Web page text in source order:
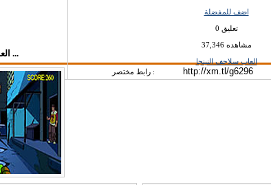
اضف للمفضلة
0 تعليق
37,346 مشاهده
العاب سلاحف النينجا
رابط مختصر :
العب ايضاً في قسم العاب سلاحف النينجا ...